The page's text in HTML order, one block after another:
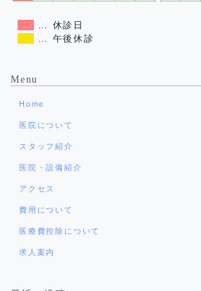
… 休診日
… 午後休診
Menu
Home
医院について
スタッフ紹介
医院・設備紹介
アクセス
費用について
医療費控除について
求人案内